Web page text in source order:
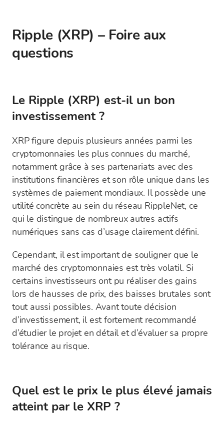
Ripple (XRP) – Foire aux
questions
Le Ripple (XRP) est-il un bon
investissement ?
XRP figure depuis plusieurs années parmi les
cryptomonnaies les plus connues du marché,
notamment grâce à ses partenariats avec des
institutions financières et son rôle unique dans les
systèmes de paiement mondiaux. Il possède une
utilité concrète au sein du réseau RippleNet, ce
qui le distingue de nombreux autres actifs
numériques sans cas d’usage clairement défini.
Cependant, il est important de souligner que le
marché des cryptomonnaies est très volatil. Si
certains investisseurs ont pu réaliser des gains
lors de hausses de prix, des baisses brutales sont
tout aussi possibles. Avant toute décision
d’investissement, il est fortement recommandé
d’étudier le projet en détail et d’évaluer sa propre
tolérance au risque.
Quel est le prix le plus élevé jamais
atteint par le XRP ?